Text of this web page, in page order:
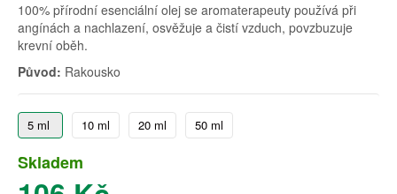
100% přírodní esenciální olej se aromaterapeuty používá při
angínách a nachlazení, osvěžuje a čistí vzduch, povzbuzuje
krevní oběh.
Původ: Rakousko
5 ml 10 ml 20 ml 50 ml
Skladem